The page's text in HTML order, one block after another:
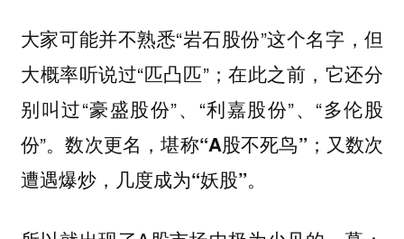
大家可能并不熟悉“岩石股份”这个名字，但
大概率听说过“匹凸匹”；在此之前，它还分
别叫过“豪盛股份”、“利嘉股份”、“多伦股
份”。数次更名，堪称“A股不死鸟”；又数次
遭遇爆炒，几度成为“妖股”。